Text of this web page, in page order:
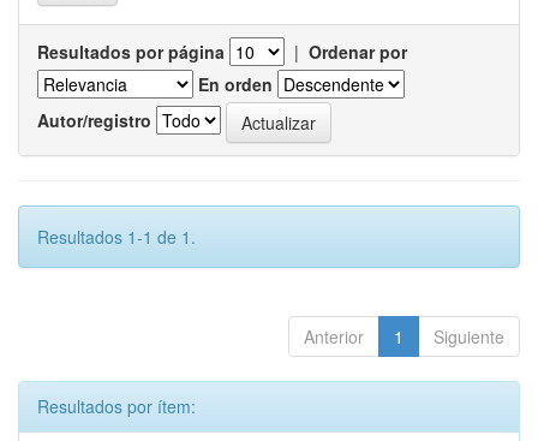
Resultados por página | Ordenar por
En orden
Autor/registro
Resultados 1-1 de 1.
Anterior 1 Siguiente
Resultados por ítem: